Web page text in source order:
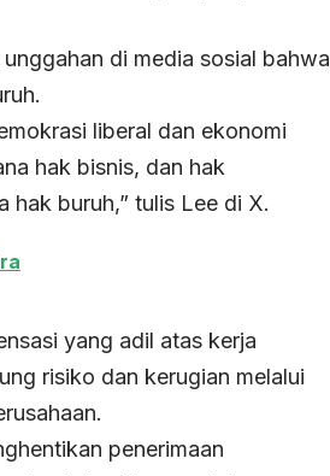
di media sosial bahwa
liberal dan ekonomi
hak bisnis, dan hak
hak buruh,” tulis Lee di X.
yang adil atas kerja
risiko dan kerugian melalui
penerimaan